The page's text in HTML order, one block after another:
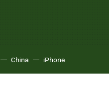
China iPhone